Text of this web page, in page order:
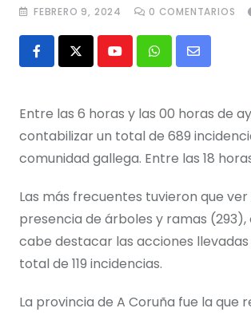
FEBRERO 9, 2024 0 COMENTARIOS
YoutubeWhatsapp
Share
Email
Entre las 6 horas y las 00 horas de
contabilizar un total de 689
comunidad gallega. Entre las 18
Las más frecuentes tuvieron que
presencia de árboles y ramas
cabe destacar las acciones
total de 119 incidencias.
La provincia de A Coruña fue la